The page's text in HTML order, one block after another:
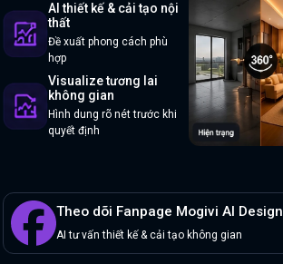
AI thiết kế & cải tạo nội
thất
Đề xuất phong cách phù
hợp
Visualize tương lai
không gian
Hình dung rõ nét trước khi
quyết định
Theo dõi Fanpage Mogivi AI Design
AI tư vấn thiết kế & cải tạo không gian